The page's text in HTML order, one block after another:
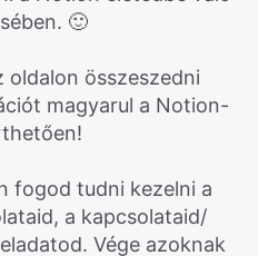
🙂
oldalon összeszedni
magyarul a Notion-
fogod tudni kezelni a
a kapcsolataid/
Vége azoknak